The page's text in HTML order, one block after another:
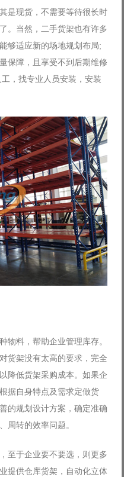
是现货，不需要等待很长时
。当然，二手货架也有许多
够适应新的场地规划布局;
保障，且享受不到后期维修
，找专业人员安装，安装
物料，帮助企业管理库存。
货架没有太高的要求，完全
降低货架采购成本。如果企
据自身特点及需求定做货
的规划设计方案，确定准确
周转的效率问题。
至于企业要不要选，则更多
提供仓库货架，自动化立体